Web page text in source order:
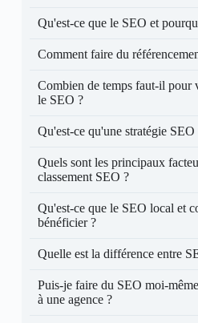
Qu'est-ce que le SEO et
Comment faire du
Combien de temps faut-il pour
le SEO ?
Qu'est-ce qu'une stratégie SEO
Quels sont les principaux
classement SEO ?
Qu'est-ce que le SEO local et
bénéficier ?
Quelle est la différence entre
Puis-je faire du SEO moi-
à une agence ?